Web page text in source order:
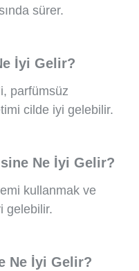
sürer.
İyi Gelir?
parfümsüz
cilde iyi gelebilir.
Ne İyi Gelir?
kullanmak ve
gelebilir.
Ne İyi Gelir?